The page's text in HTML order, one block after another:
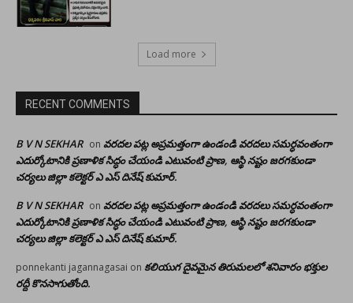
Load more
RECENT COMMENTS
B V N SEKHAR on వరదల పట్ల అప్రమత్తంగా ఉండండి వరదలు సమర్ధవంతంగా
ఎదుర్కోటానికి ప్రణాళిక సిద్ధం చేయండి ఎటువంటి ప్రాణ, ఆస్థి నష్టం జరగకుండా
చర్యలు జిల్లా కలెక్టర్ ఎ ఎస్ దినేష్ కుమార్.
B V N SEKHAR on వరదల పట్ల అప్రమత్తంగా ఉండండి వరదలు సమర్ధవంతంగా
ఎదుర్కోటానికి ప్రణాళిక సిద్ధం చేయండి ఎటువంటి ప్రాణ, ఆస్థి నష్టం జరగకుండా
చర్యలు జిల్లా కలెక్టర్ ఎ ఎస్ దినేష్ కుమార్.
ponnekanti jagannagasai on కలియుగ దైవమైన తిరుమలలో శనివారం భక్తుల
రద్దీ కొనసాగుతోంది.